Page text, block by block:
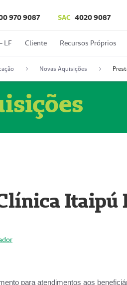
970 9087 SAC 4020 9087
LF Cliente Recursos Próprios
Novas Aquisições
Itaipú
para atendimentos aos